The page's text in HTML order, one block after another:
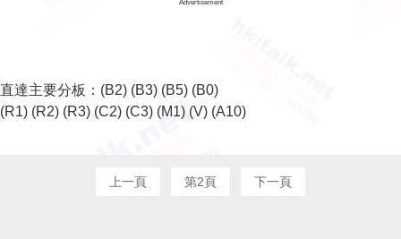
Advertisement
直達主要分板： (B2) (B3) (B5) (B0)
(R1) (R2) (R3) (C2) (C3) (M1) (V) (A10)
上一頁 第2頁 下一頁